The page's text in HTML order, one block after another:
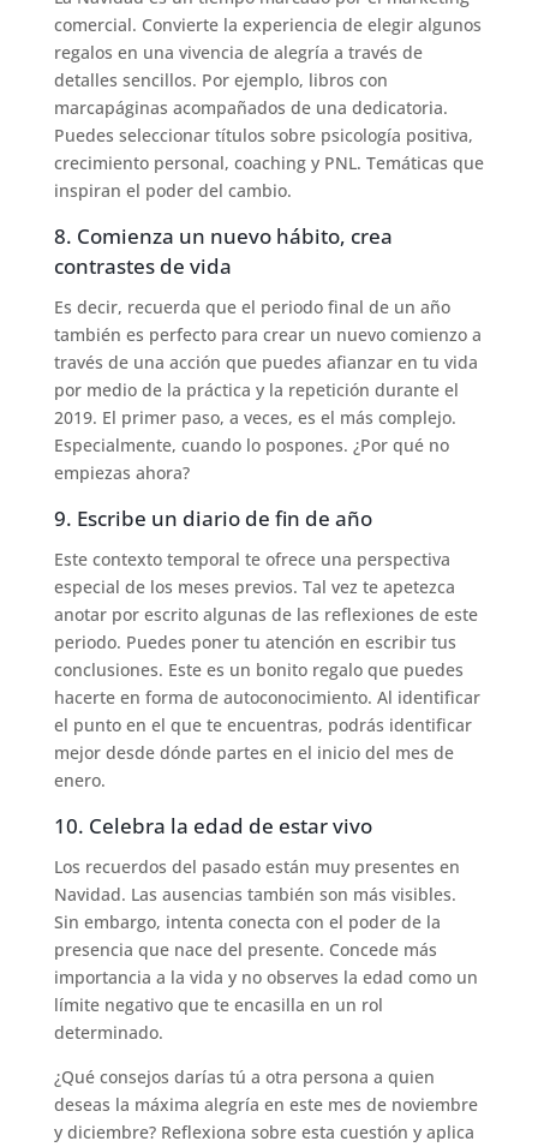
comercial. Convierte la experiencia de elegir algunos
regalos en una vivencia de alegría a través de
detalles sencillos. Por ejemplo, libros con
marcapáginas acompañados de una dedicatoria.
Puedes seleccionar títulos sobre psicología positiva,
crecimiento personal, coaching y PNL. Temáticas que
inspiran el poder del cambio.
8. Comienza un nuevo hábito, crea
contrastes de vida
Es decir, recuerda que el periodo final de un año
también es perfecto para crear un nuevo comienzo a
través de una acción que puedes afianzar en tu vida
por medio de la práctica y la repetición durante el
2019. El primer paso, a veces, es el más complejo.
Especialmente, cuando lo pospones. ¿Por qué no
empiezas ahora?
9. Escribe un diario de fin de año
Este contexto temporal te ofrece una perspectiva
especial de los meses previos. Tal vez te apetezca
anotar por escrito algunas de las reflexiones de este
periodo. Puedes poner tu atención en escribir tus
conclusiones. Este es un bonito regalo que puedes
hacerte en forma de autoconocimiento. Al identificar
el punto en el que te encuentras, podrás identificar
mejor desde dónde partes en el inicio del mes de
enero.
10. Celebra la edad de estar vivo
Los recuerdos del pasado están muy presentes en
Navidad. Las ausencias también son más visibles.
Sin embargo, intenta conecta con el poder de la
presencia que nace del presente. Concede más
importancia a la vida y no observes la edad como un
límite negativo que te encasilla en un rol
determinado.
¿Qué consejos darías tú a otra persona a quien
deseas la máxima alegría en este mes de noviembre
y diciembre? Reflexiona sobre esta cuestión y aplica